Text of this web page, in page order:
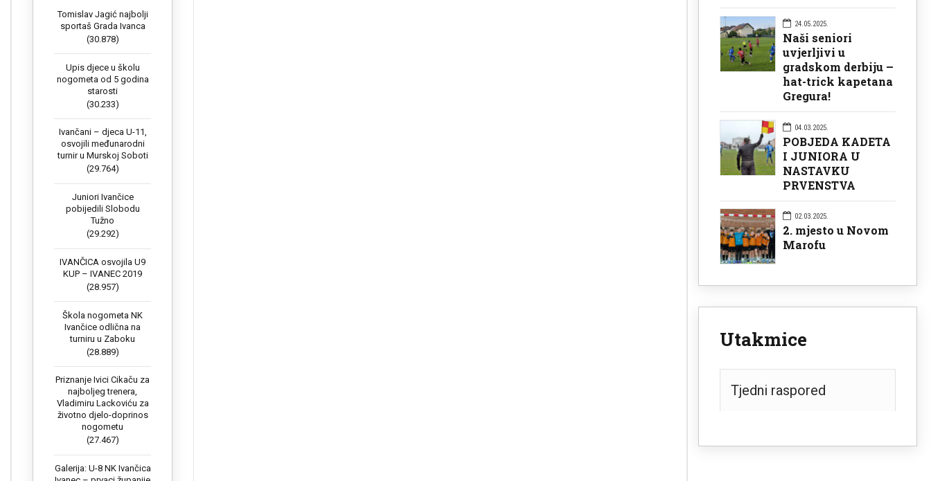
Tomislav Jagić najbolji
sportaš Grada Ivanca
(30.878)
Upis djece u školu
nogometa od 5 godina
starosti
(30.233)
Ivančani – djeca U-11,
osvojili međunarodni
turnir u Murskoj Soboti
(29.764)
Juniori Ivančice
pobijedili Slobodu
Tužno
(29.292)
IVANČICA osvojila U9
KUP – IVANEC 2019
(28.957)
Škola nogometa NK
Ivančice odlična na
turniru u Zaboku
(28.889)
Priznanje Ivici Cikaču za
najboljeg trenera,
Vladimiru Lackoviću za
životno djelo-doprinos
nogometu
(27.467)
Galerija: U-8 NK Ivančica
24.05.2025.
Naši seniori
uvjerljivi u
gradskom derbiju –
hat-trick kapetana
Gregura!
04.03.2025.
POBJEDA KADETA
I JUNIORA U
NASTAVKU
PRVENSTVA
02.03.2025.
2. mjesto u Novom
Marofu
Utakmice
Tjedni raspored